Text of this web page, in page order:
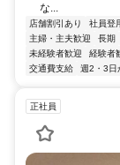
な...
店舗割引あり 社員登
主婦・主夫歓迎
長期
未経験者歓迎
経験者
交通費支給
週2・3日
正社員